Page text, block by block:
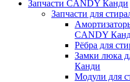
Запчасти CANDY Канди
Запчасти для
CANDY
Рёбра для
Замки люка
Канди
Модули для